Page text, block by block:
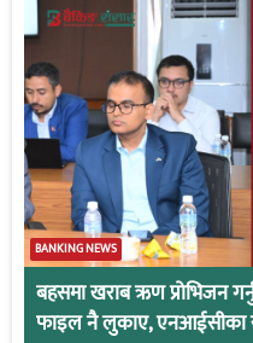
BANKING NEWS
बहसमा खराब ऋण प्रोभिजन
फाइल नै लुकाए, एनआईसीका